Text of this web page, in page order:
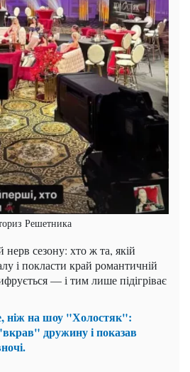
Решетника
сезону: хто ж та, якій
і покласти край романтичній
— і тим лише підігріває
ніж на шоу "Холостяк":
дружину і показав